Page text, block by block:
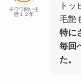
チワワ飼い主
歴１２年
トッ
毛艶
特に
毎回
た。